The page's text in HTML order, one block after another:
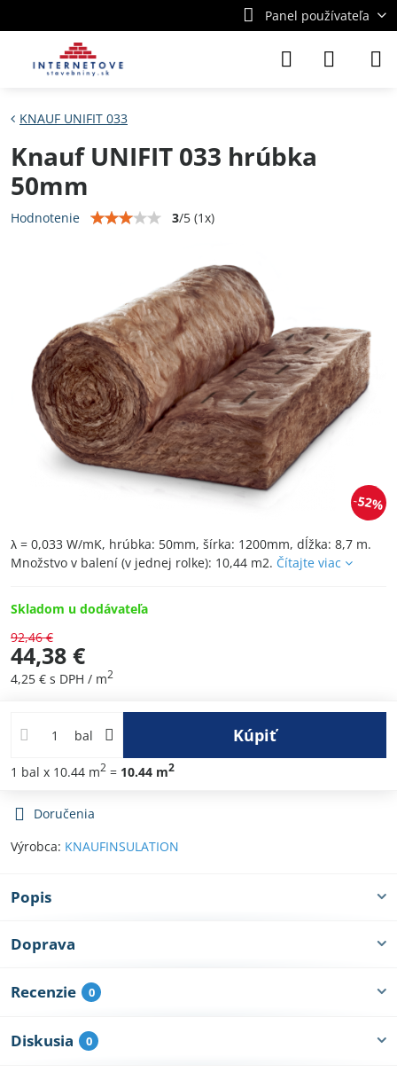
Panel používateľa
52%
KNAUF UNIFIT 033
Knauf UNIFIT 033 hrúbka
50mm
Hodnotenie 3/5 (1x)
λ = 0,033 W/mK, hrúbka: 50mm, šírka: 1200mm, dĺžka: 8,7 m.
Množstvo v balení (v jednej rolke): 10,44 m2. Čítajte viac
Skladom u dodávateľa
92,46 €
44,38 €
4,25 € s DPH / m2
bal Kúpiť
1 bal x 10.44 m2 = 10.44 m2
Doručenia
Výrobca: KNAUFINSULATION
Popis
Doprava
Recenzie 0
Diskusia 0